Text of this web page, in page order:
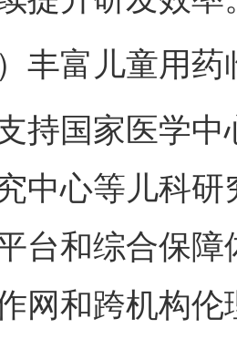
富儿童用药
国家医学中
中心等儿科
台和综合保
网和跨机构